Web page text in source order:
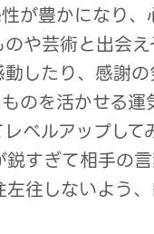
が豊かになり、
や芸術と出会え
したり、感謝
のを活かせる
ベルアップし
すぎて相手の
往しないよう